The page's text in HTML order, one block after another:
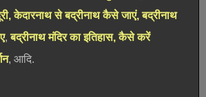
केदारनाथ से बद्रीनाथ कैसे जाएं, बद्रीनाथ
, बद्रीनाथ मंदिर का इतिहास, कैसे करें
, आदि.